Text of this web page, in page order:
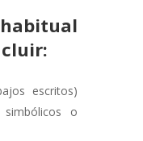
escritos)
o